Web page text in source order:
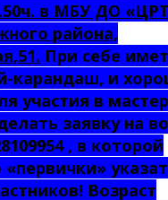
в МБУ ДО
района,
. При себе
карандаш, и
участия в
заявку на
, в которой
Возраст